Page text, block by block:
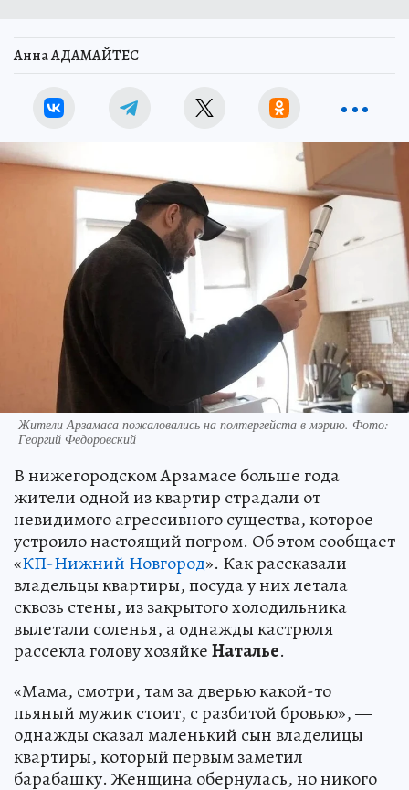
Анна АДАМАЙТЕС
Жители Арзамаса пожаловались на полтергейста в мэрию. Фото:
Георгий Федоровский
В нижегородском Арзамасе больше года
жители одной из квартир страдали от
невидимого агрессивного существа, которое
устроило настоящий погром. Об этом сообщает
«КП-Нижний Новгород». Как рассказали
владельцы квартиры, посуда у них летала
сквозь стены, из закрытого холодильника
вылетали соленья, а однажды кастрюля
рассекла голову хозяйкеНаталье.
«Мама, смотри, там за дверью какой-то
пьяный мужик стоит, с разбитой бровью», —
однажды сказал маленький сын владелицы
квартиры, который первым заметил
барабашку. Женщина обернулась, но никого